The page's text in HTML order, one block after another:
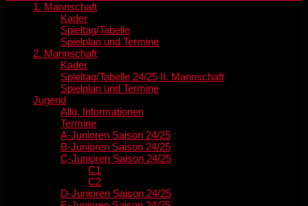
1. Mannschaft
Kader
Spieltag/Tabelle
Spielplan und Termine
2. Mannschaft
Kader
Spieltag/Tabelle 24/25 II. Mannschaft
Spielplan und Termine
Jugend
Allg. Informationen
Termine
A-Junioren Saison 24/25
B-Junioren Saison 24/25
C-Junioren Saison 24/25
C1
C2
D-Junioren Saison 24/25